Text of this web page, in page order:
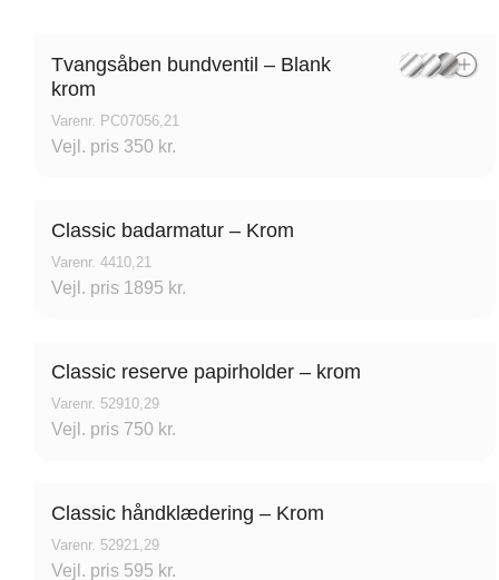
Tvangsåben bundventil – Blank
krom
Varenr. PC07056,21
Vejl. pris 350 kr.
Classic badarmatur – Krom
Varenr. 4410,21
Vejl. pris 1895 kr.
Classic reserve papirholder – krom
Varenr. 52910,29
Vejl. pris 750 kr.
Classic håndklædering – Krom
Varenr. 52921,29
Vejl. pris 595 kr.